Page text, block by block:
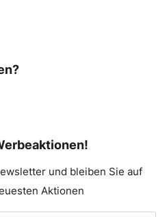
und bleiben Sie auf
Aktionen